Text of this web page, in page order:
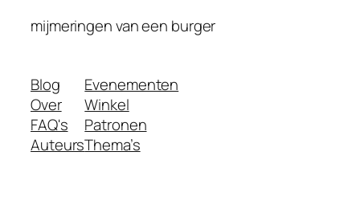
mijmeringen van een burger
Blog
Over
FAQ's
Auteurs
Evenementen
Winkel
Patronen
Thema’s